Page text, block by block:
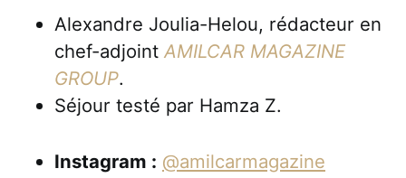
Alexandre Joulia-Helou, rédacteur en
chef-adjoint AMILCAR MAGAZINE
GROUP.
Séjour testé par Hamza Z.
Instagram : @amilcarmagazine